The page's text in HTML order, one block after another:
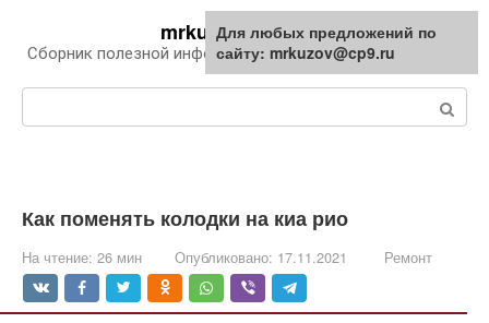
контенту
mrkuzov.ru
Сборник полезной информации про автомобили
Как поменять колодки на киа рио
На чтение: 26 мин Опубликовано: 17.11.2021 Ремонт
Для любых предложений по
сайту: mrkuzov@cp9.ru
Для любых предложений по
сайту: mrkuzov@cp9.ru